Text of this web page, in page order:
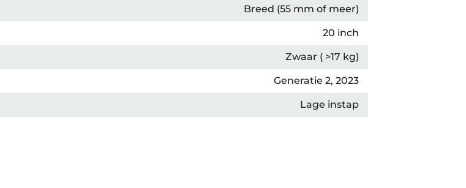
Breed (55 mm of meer)
20 inch
Zwaar ( >17 kg)
Generatie 2, 2023
Lage instap